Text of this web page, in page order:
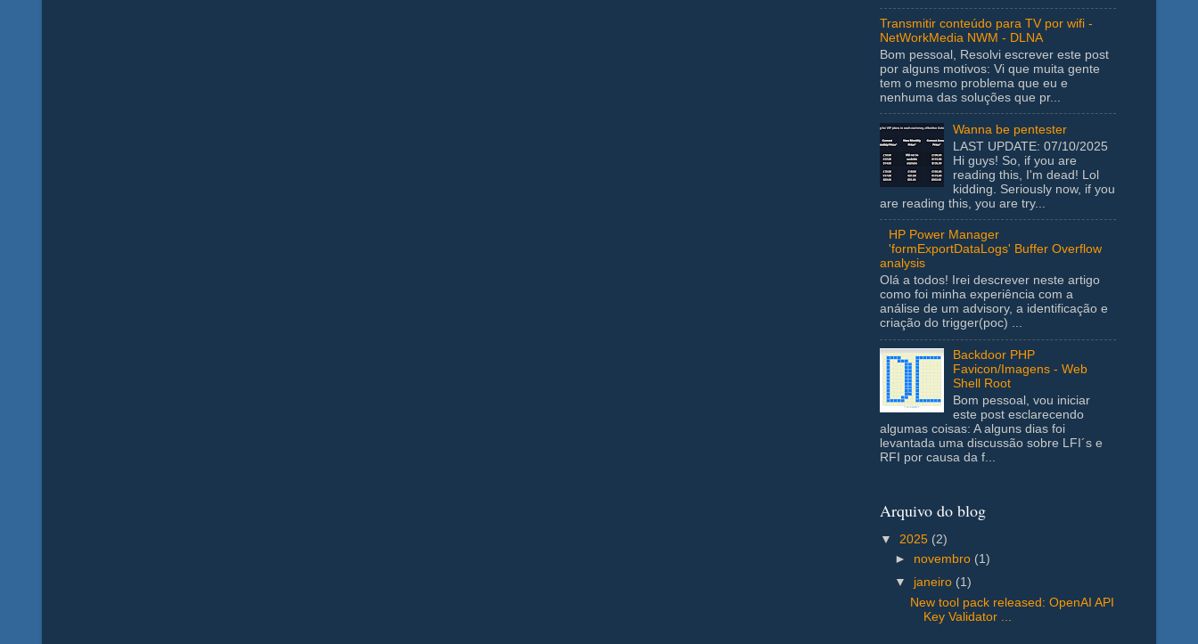
Transmitir conteúdo para TV por wifi -
NetWorkMedia NWM - DLNA
Bom pessoal, Resolvi escrever este post
por alguns motivos: Vi que muita gente
tem o mesmo problema que eu e
nenhuma das soluções que pr...
Wanna be pentester
LAST UPDATE: 07/10/2025
Hi guys! So, if you are
reading this, I'm dead! Lol
kidding. Seriously now, if you
are reading this, you are try...
HP Power Manager
'formExportDataLogs' Buffer Overflow
analysis
Olá a todos! Irei descrever neste artigo
como foi minha experiência com a
análise de um advisory, a identificação e
criação do trigger(poc) ...
Backdoor PHP
Favicon/Imagens - Web
Shell Root
Bom pessoal, vou iniciar
este post esclarecendo
algumas coisas: A alguns dias foi
levantada uma discussão sobre LFI´s e
RFI por causa da f...
Arquivo do blog
▼ 2025 (2)
► novembro (1)
▼ janeiro (1)
New tool pack released: OpenAI API
Key Validator ...